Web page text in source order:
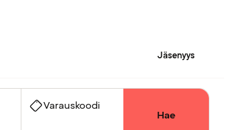
Jäsenyys
Varauskoodi
Hae